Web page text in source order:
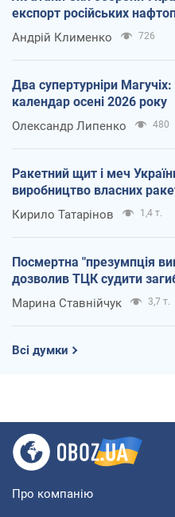
експорт російських
Андрій Клименко 726
Два супертурніри
календар осені 2026 року
Олександр Липенко 480
Ракетний щит і меч
виробництво власних
Кирило Татарінов 1,4 т.
Посмертна "презумпція
дозволив ТЦК судити
Марина Ставнійчук 3,7 т.
Всі думки
Про компанію